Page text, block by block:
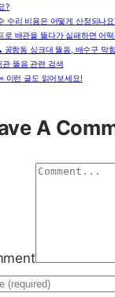
?
수리 비용은 어떻게 산정되나
로 배관을 뚫다가 실패하면 어
공항동 싱크대 뚫음, 배수구 막
관 뚫음 관련 검색
이런 글도 읽어보세요!
A